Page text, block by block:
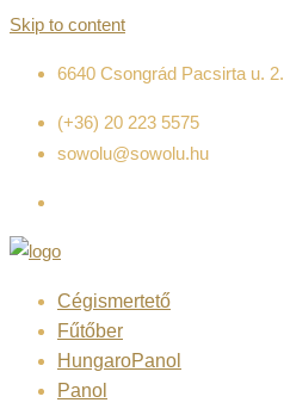
Skip to content
6640 Csongrád Pacsirta u. 2.
(+36) 20 223 5575
sowolu@sowolu.hu
Cégismertető
Fűtőber
HungaroPanol
Panol